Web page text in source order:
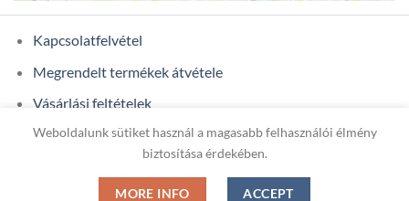
Kapcsolatfelvétel
Megrendelt termékek átvétele
Vásárlási feltételek
Ügyfél adatok
Weboldalunk sütiket használ a magasabb felhasználói élmény
biztosítása érdekében.
MORE INFO ACCEPT